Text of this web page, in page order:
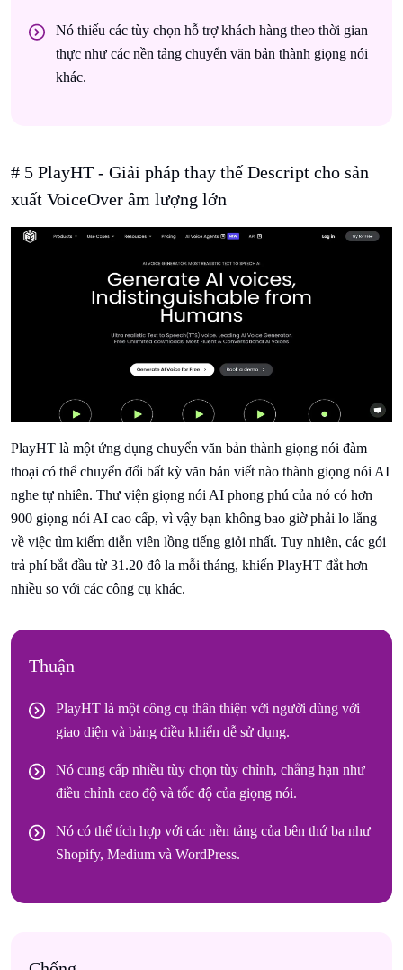
Nó thiếu các tùy chọn hỗ trợ khách hàng theo thời gian
thực như các nền tảng chuyển văn bản thành giọng nói
khác.
# 5 PlayHT - Giải pháp thay thế Descript cho sản
xuất VoiceOver âm lượng lớn
PlayHT là một ứng dụng chuyển văn bản thành giọng nói đàm
thoại có thể chuyển đổi bất kỳ văn bản viết nào thành giọng nói AI
nghe tự nhiên. Thư viện giọng nói AI phong phú của nó có hơn
900 giọng nói AI cao cấp, vì vậy bạn không bao giờ phải lo lắng
về việc tìm kiếm diễn viên lồng tiếng giỏi nhất. Tuy nhiên, các gói
trả phí bắt đầu từ 31.20 đô la mỗi tháng, khiến PlayHT đắt hơn
nhiều so với các công cụ khác.
Thuận
PlayHT là một công cụ thân thiện với người dùng với
giao diện và bảng điều khiển dễ sử dụng.
Nó cung cấp nhiều tùy chọn tùy chỉnh, chẳng hạn như
điều chỉnh cao độ và tốc độ của giọng nói.
Nó có thể tích hợp với các nền tảng của bên thứ ba như
Shopify, Medium và WordPress.